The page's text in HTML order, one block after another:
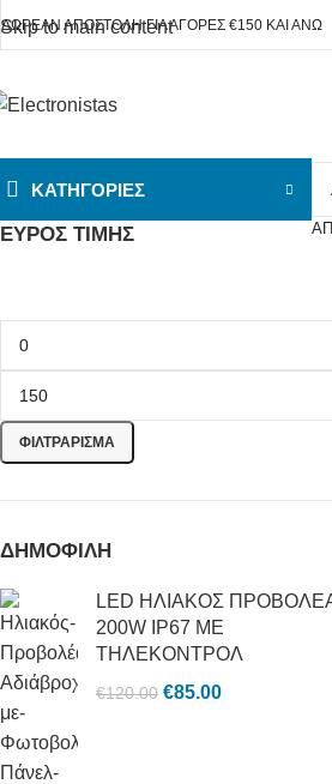
Skip to main content
ΔΩΡΕΑΝ ΑΠΟΣΤΟΛΗ ΓΙΑ ΑΓΟΡΕΣ €150 ΚΑΙ ΑΝΩ
ΚΑΤΗΓΟΡΊΕΣ
ΕΎΡΟΣ ΤΙΜΉΣ
ΦΙΛΤΡΆΡΙΣΜΑ
ΔΗΜΟΦΙΛΗ
LED ΗΛΙΑΚΟΣ
200W IP67 ΜΕ
ΤΗΛΕΚΟΝΤΡΟΛ
€120.00 €85.00